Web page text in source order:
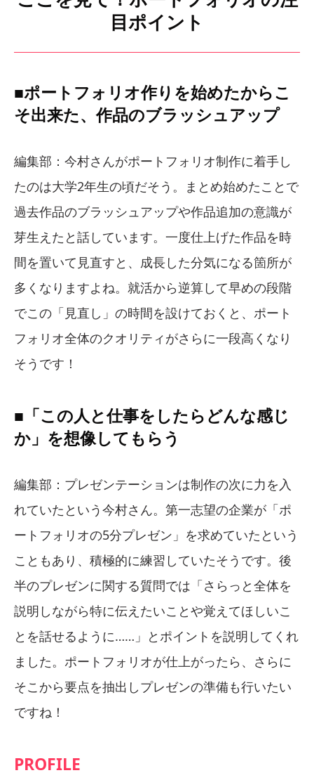
目ポイント
■ポートフォリオ作りを始めたからこ
そ出来た、作品のブラッシュアップ
編集部：今村さんがポートフォリオ制作に着手し
たのは大学2年生の頃だそう。まとめ始めたことで
過去作品のブラッシュアップや作品追加の意識が
芽生えたと話しています。一度仕上げた作品を時
間を置いて見直すと、成長した分気になる箇所が
多くなりますよね。就活から逆算して早めの段階
でこの「見直し」の時間を設けておくと、ポート
フォリオ全体のクオリティがさらに一段高くなり
そうです！
■「この人と仕事をしたらどんな感じ
か」を想像してもらう
編集部：プレゼンテーションは制作の次に力を入
れていたという今村さん。第一志望の企業が「ポ
ートフォリオの5分プレゼン」を求めていたという
こともあり、積極的に練習していたそうです。後
半のプレゼンに関する質問では「さらっと全体を
説明しながら特に伝えたいことや覚えてほしいこ
とを話せるように……」とポイントを説明してくれ
ました。ポートフォリオが仕上がったら、さらに
そこから要点を抽出しプレゼンの準備も行いたい
ですね！
PROFILE